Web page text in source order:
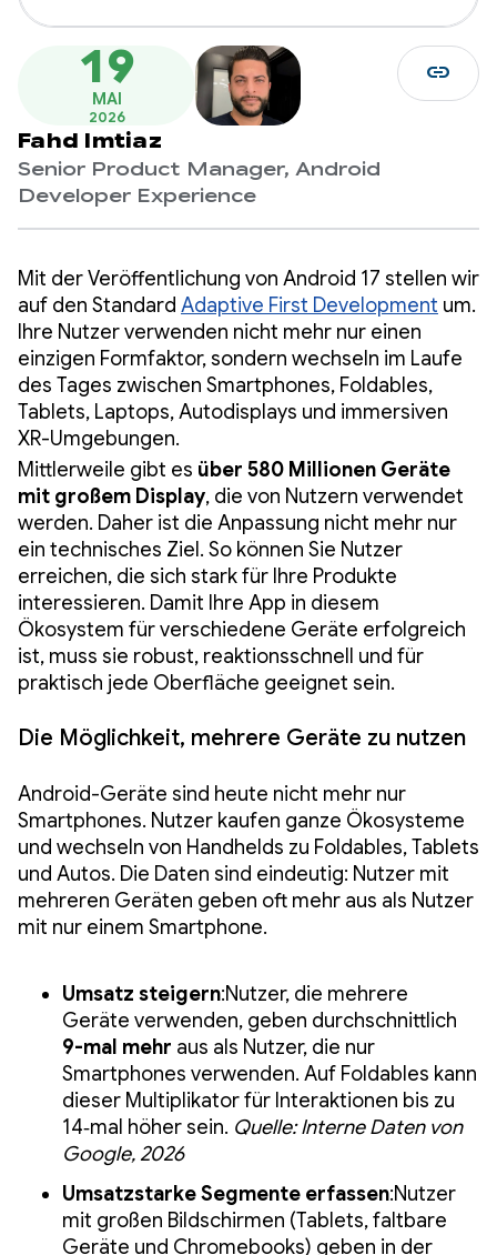
19
MAI
2026
Fahd Imtiaz
Senior Product Manager, Android
Developer Experience
link
Mit der Veröffentlichung von Android 17 stellen wir
auf den Standard Adaptive First Development um.
Ihre Nutzer verwenden nicht mehr nur einen
einzigen Formfaktor, sondern wechseln im Laufe
des Tages zwischen Smartphones, Foldables,
Tablets, Laptops, Autodisplays und immersiven
XR-Umgebungen.
Mittlerweile gibt es über 580 Millionen Geräte
mit großem Display, die von Nutzern verwendet
werden. Daher ist die Anpassung nicht mehr nur
ein technisches Ziel. So können Sie Nutzer
erreichen, die sich stark für Ihre Produkte
interessieren. Damit Ihre App in diesem
Ökosystem für verschiedene Geräte erfolgreich
ist, muss sie robust, reaktionsschnell und für
praktisch jede Oberfläche geeignet sein.
Die Möglichkeit, mehrere Geräte zu nutzen
Android-Geräte sind heute nicht mehr nur
Smartphones. Nutzer kaufen ganze Ökosysteme
und wechseln von Handhelds zu Foldables, Tablets
und Autos. Die Daten sind eindeutig: Nutzer mit
mehreren Geräten geben oft mehr aus als Nutzer
mit nur einem Smartphone.
Umsatz steigern:Nutzer, die mehrere
Geräte verwenden, geben durchschnittlich
9-mal mehr aus als Nutzer, die nur
Smartphones verwenden. Auf Foldables kann
dieser Multiplikator für Interaktionen bis zu
14‑mal höher sein. Quelle: Interne Daten von
Google, 2026
Umsatzstarke Segmente erfassen:Nutzer
mit großen Bildschirmen (Tablets, faltbare
Geräte und Chromebooks) geben in der